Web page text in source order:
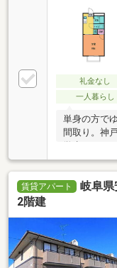
礼金なし
一人暮らし
単身の方で
間取り。神
賃貸アパート
岐阜県
2階建